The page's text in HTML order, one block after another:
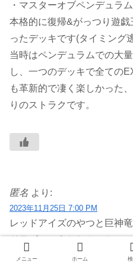
・マスターオブペンデュラム
本格的に復帰&がっつり遊
ったデッキです(タイミング
当時はペンデュラムでの大
し、一つのデッキで全ての
も革新的で凄く楽しかった
りのストラクです。
匿名 より:
2023年11月25日 7:00 PM
レッドアイズのやつと巨神
ドラゴン！うおおカッケー！
そんな少年時代の思い出が
メニュー ホーム